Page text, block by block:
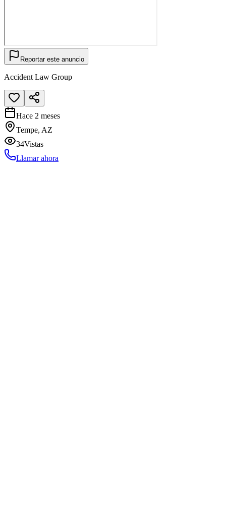
Reportar este anuncio
Accident Law Group
Hace 2 meses
Tempe, AZ
34Vistas
Llamar ahora